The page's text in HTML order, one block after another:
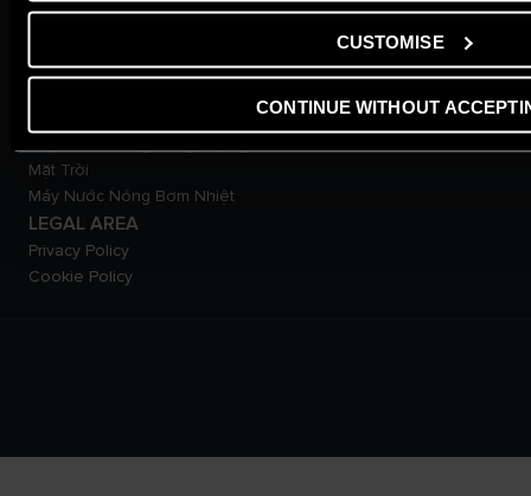
CUSTOMISE
CONTINUE WITHOUT
Liên Hệ Với Chúng Tôi
SẢN PHẨM
Mặt Trời
Máy Nước Nóng Bơm Nhiệt
LEGAL AREA
Privacy Policy
Cookie Policy